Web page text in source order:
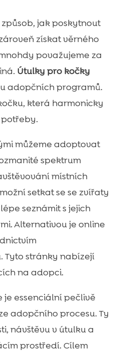
jak poskytnout
získat věrného
považujeme za
Útulky pro kočky
adopčních programů.
která harmonicky
můžeme adoptovat
spektrum
místních
setkat se se zvířaty
seznámit s jejich
Alternativou je online
Tyto stránky nabízejí
na adopci.
essenciální pečlivě
adopčního procesu. Ty
návštěvu v útulku a
prostředí. Cílem